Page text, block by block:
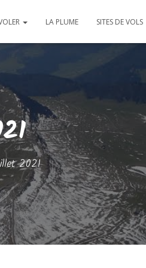
LA PLUME SITES DE VOLS
2021